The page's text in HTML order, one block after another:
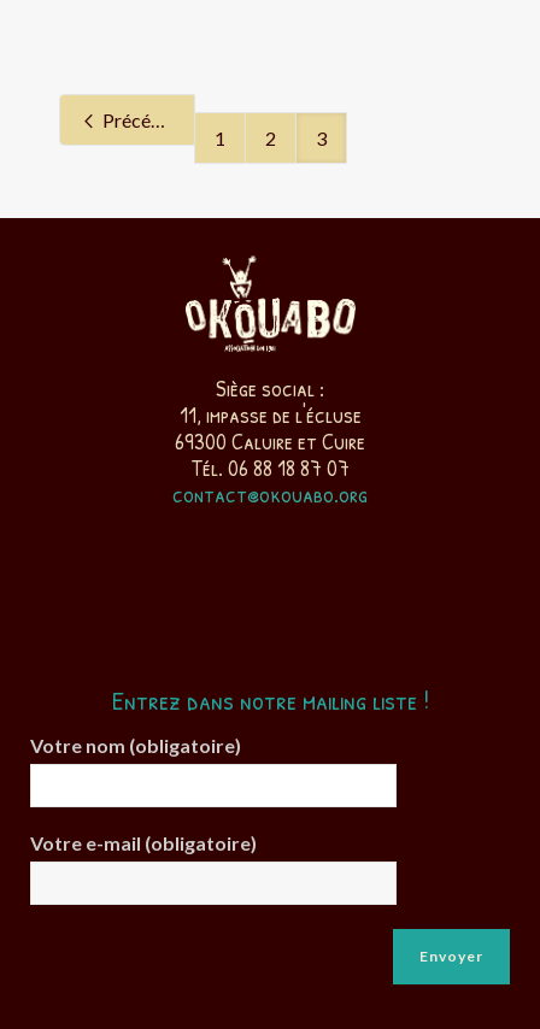
Précédent
1 2 3
Siège social :
11, impasse de l'écluse
69300 Caluire et Cuire
Tél. 06 88 18 87 07
contact@okouabo.org
Entrez dans notre mailing liste !
Votre nom (obligatoire)
Votre e-mail (obligatoire)